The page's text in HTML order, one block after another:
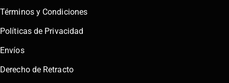
Términos y Condiciones
Políticas de Privacidad
Envíos
Derecho de Retracto